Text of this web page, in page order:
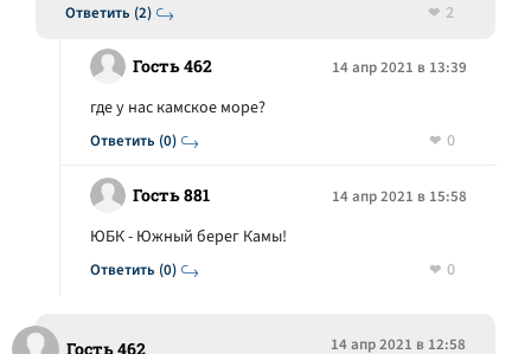
Ответить (2)
2
Гость 462 14 апр 2021 в 13:39
Ответить (0)
где у нас камское море?
0
Гость 881 14 апр 2021 в 15:58
Ответить (0)
ЮБК - Южный берег Камы!
0
Гость 462 14 апр 2021 в 12:58